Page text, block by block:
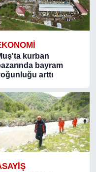
kurban
bayram
arttı